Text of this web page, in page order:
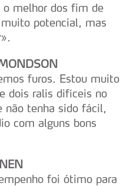
melhor dos fim de
potencial, mas
furos. Estou muito
dois ralis difíceis no
não tenha sido fácil,
com alguns bons
foi ótimo para